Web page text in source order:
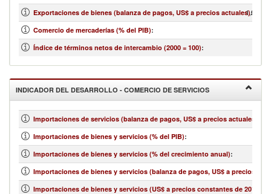
Exportaciones de bienes (balanza de pagos, US$ a precios actuales):
Comercio de mercaderías (% del PIB):
Índice de términos netos de intercambio (2000 = 100):
INDICADOR DEL DESARROLLO - COMERCIO DE SERVICIOS
Importaciones de servicios (balanza de pagos, US$ a precios actuales)
Importaciones de bienes y servicios (% del PIB):
Importaciones de bienes y servicios (% del crecimiento anual):
Importaciones de bienes y servicios (balanza de pagos, US$ a precios
Importaciones de bienes y servicios (US$ a precios constantes de 2010)